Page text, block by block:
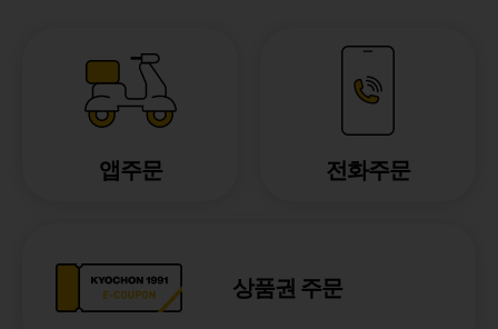
앱주문 전화주문
상품권 주문